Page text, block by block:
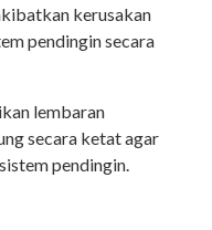
kerusakan
pendingin secara
lembaran
secara ketat agar
pendingin.